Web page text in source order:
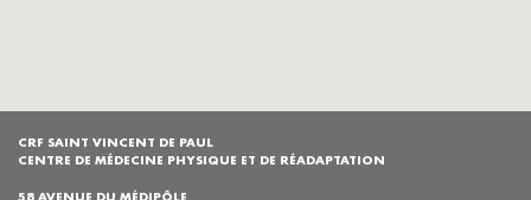
CRF SAINT VINCENT DE PAUL
CENTRE DE MÉDECINE PHYSIQUE ET DE RÉADAPTATION